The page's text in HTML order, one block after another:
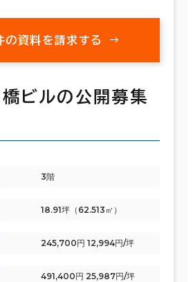
の資料を請求する
橋ビルの公開募集
3階
18.91坪（62.513㎡）
245,700円 12,994円/坪
491,400円 25,987円/坪